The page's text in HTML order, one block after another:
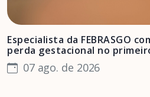
Especialista da FEBRASGO
perda gestacional no
07 ago. de 2026